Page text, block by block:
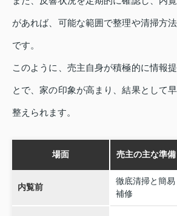
があれば、可能な範囲で整理や清掃方
です。
このように、売主自身が積極的に情報
とで、家の印象が高まり、結果として
整えられます。
場面 売主の主な準備
内覧前
徹底清掃と簡易
補修